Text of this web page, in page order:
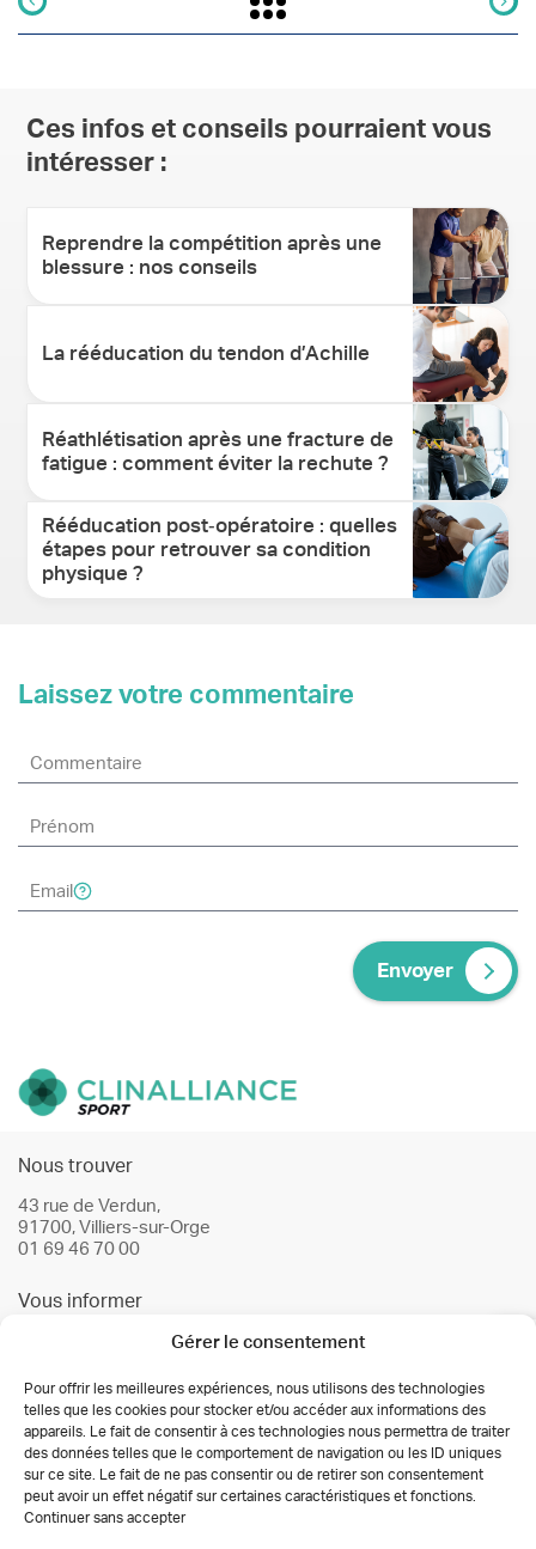
Gérer le consentement
Pour offrir les meilleures expériences, nous utilisons des technologies
telles que les cookies pour stocker et/ou accéder aux informations des
appareils. Le fait de consentir à ces technologies nous permettra de traiter
des données telles que le comportement de navigation ou les ID uniques
sur ce site. Le fait de ne pas consentir ou de retirer son consentement
peut avoir un effet négatif sur certaines caractéristiques et fonctions.
Continuer sans accepter
Ces infos et conseils pourraient vous
intéresser :
Reprendre la compétition après une
blessure : nos conseils
La rééducation du tendon d’Achille
Réathlétisation après une fracture de
fatigue : comment éviter la rechute ?
Rééducation post‑opératoire : quelles
étapes pour retrouver sa condition
physique ?
Laissez votre commentaire
Envoyer
Nous trouver
43 rue de Verdun,
91700, Villiers-sur-Orge
01 69 46 70 00
Vous informer
Actualités
Nos partenaires
Autorisations des activités de soins
Déclaration de confidentialité (UE)
Conditions générales